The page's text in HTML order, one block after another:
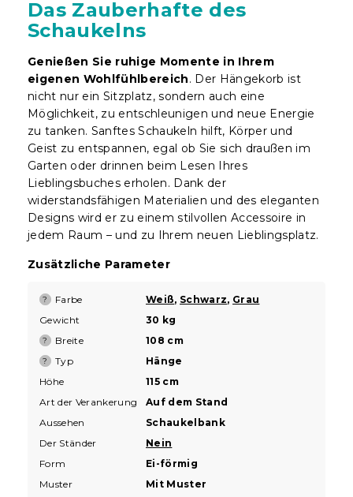
Das Zauberhafte des
Schaukelns
Genießen Sie ruhige Momente in Ihrem
eigenen Wohlfühlbereich. Der Hängekorb ist
nicht nur ein Sitzplatz, sondern auch eine
Möglichkeit, zu entschleunigen und neue Energie
zu tanken. Sanftes Schaukeln hilft, Körper und
Geist zu entspannen, egal ob Sie sich draußen im
Garten oder drinnen beim Lesen Ihres
Lieblingsbuches erholen. Dank der
widerstandsfähigen Materialien und des eleganten
Designs wird er zu einem stilvollen Accessoire in
jedem Raum – und zu Ihrem neuen Lieblingsplatz.
Zusätzliche Parameter
? Farbe Weiß, Schwarz, Grau
Gewicht
30 kg
? Breite 108 cm
? Typ
Hänge
Höhe
115 cm
Art der Verankerung
Auf dem Stand
Aussehen
Schaukelbank
Der Ständer
Nein
Form
Ei-förmig
Muster
Mit Muster